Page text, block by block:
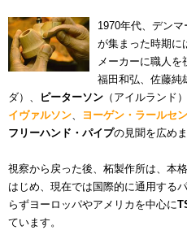
1970年代、デン
が集まった時期に
メーカーに職人を
福田和弘、佐藤純
ダ）、
ピーターソン （アイルランド
イヴァルソン、 ヨーゲン・ラールセン
フリーハンド・パイプの見聞を広めま
視察から戻った後、柘製作所は、本
はじめ、現在では国際的に通用する
らずヨーロッパやアメリカを中心に
ています。